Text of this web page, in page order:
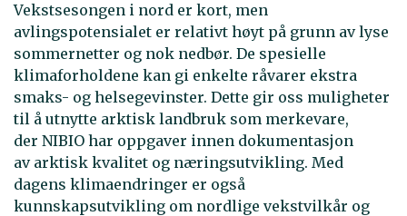
Vekstsesongen i nord er kort, men
avlingspotensialet er relativt høyt på grunn av lyse
sommernetter og nok nedbør. De spesielle
klimaforholdene kan gi enkelte råvarer ekstra
smaks- og helsegevinster. Dette gir oss muligheter
til å utnytte arktisk landbruk som merkevare,
der NIBIO har oppgaver innen dokumentasjon
av arktisk kvalitet og næringsutvikling. Med
dagens klimaendringer er også
kunnskapsutvikling om nordlige vekstvilkår og